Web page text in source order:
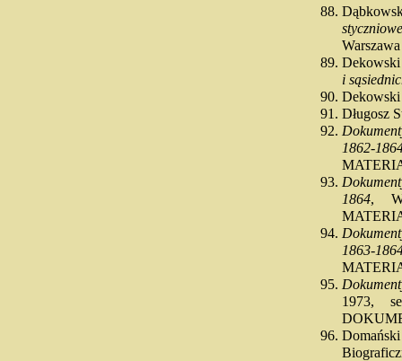
i
Długosz
1862-
1864,
1863-
1973,